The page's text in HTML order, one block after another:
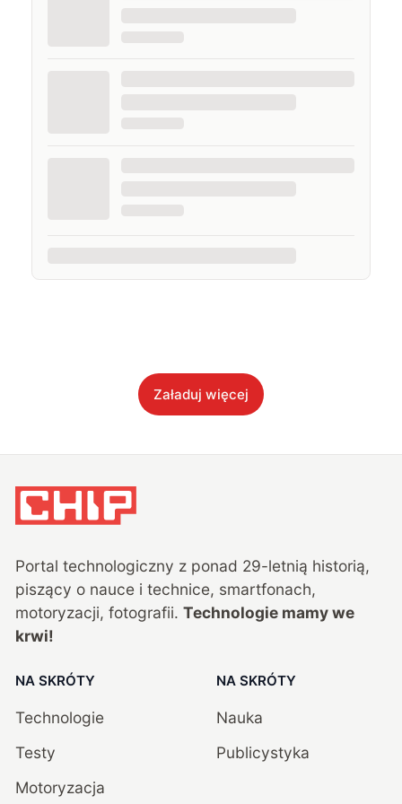
Załaduj więcej
Portal technologiczny z ponad 29-letnią historią,
piszący o nauce i technice, smartfonach,
motoryzacji, fotografii. Technologie mamy we
krwi!
NA SKRÓTY
Technologie
Testy
Motoryzacja
NA SKRÓTY
Nauka
Publicystyka